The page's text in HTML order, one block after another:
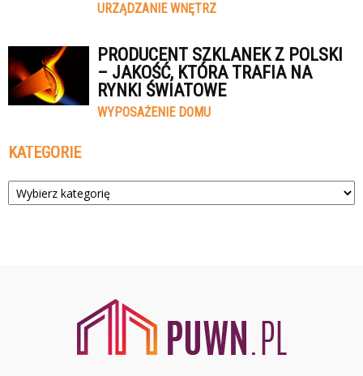
URZĄDZANIE WNĘTRZ
PRODUCENT SZKLANEK Z POLSKI
– JAKOŚĆ, KTÓRA TRAFIA NA
RYNKI ŚWIATOWE
WYPOSAŻENIE DOMU
KATEGORIE
Kategorie